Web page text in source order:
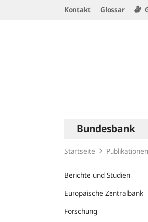
Kontakt Glossar
Hauptnavigation
Bundesbank
Startseite Publikationen
Berichte und Studien
Europäische Zentralbank
Forschung